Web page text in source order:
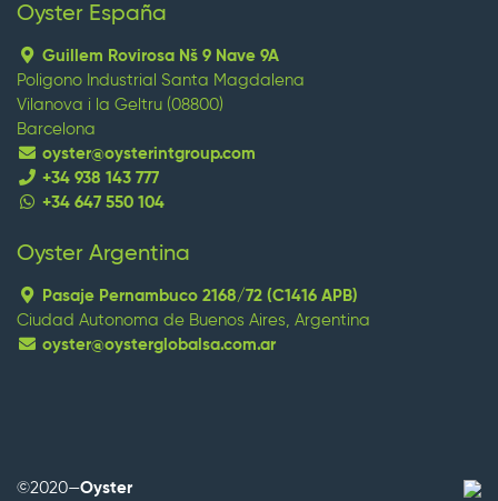
Oyster España
Guillem Rovirosa Nš 9 Nave 9A
Poligono Industrial Santa Magdalena
Vilanova i la Geltru (08800)
Barcelona
oyster@oysterintgroup.com
+34 938 143 777
+34 647 550 104
replica watches replique montre
Oyster Argentina
Pasaje Pernambuco 2168/72 (C1416 APB)
Ciudad Autonoma de Buenos Aires, Argentina
oyster@oysterglobalsa.com.ar
©2020—Oyster